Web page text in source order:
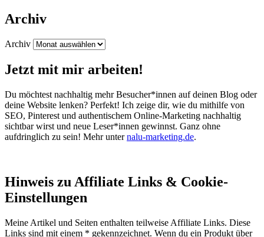
Archiv
Archiv
Jetzt mit mir arbeiten!
Du möchtest nachhaltig mehr Besucher*innen auf deinen Blog oder
deine Website lenken? Perfekt! Ich zeige dir, wie du mithilfe von
SEO, Pinterest und authentischem Online-Marketing nachhaltig
sichtbar wirst und neue Leser*innen gewinnst. Ganz ohne
aufdringlich zu sein! Mehr unternalu-marketing.de.
Hinweis zu Affiliate Links & Cookie-
Einstellungen
Meine Artikel und Seiten enthalten teilweise Affiliate Links. Diese
Links sind mit einem * gekennzeichnet. Wenn du ein Produkt über